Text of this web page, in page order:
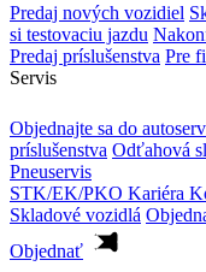
Predaj nových vozidiel
si testovaciu jazdu
Predaj príslušenstva Pre
Servis
Objednajte sa do
príslušenstva Odťahová
Pneuservis
STK/EK/PKO Kariéra
Skladové vozidlá
Objednať